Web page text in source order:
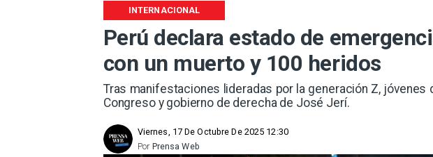
Perú declara estado de
con un muerto y 100 heridos
Tras manifestaciones lideradas por la generación Z, jóvenes
Congreso y gobierno de derecha de José Jerí.
INTERNACIONAL
Viernes, 17 De Octubre De 2025 12:30
Prensa Web
Por